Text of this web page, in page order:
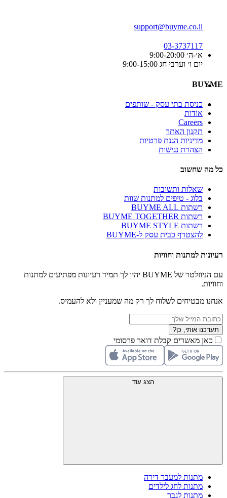
support@buyme.co.il
03-3737117
א׳-ה׳ 9:00-20:00
יום ו׳ וערבי חג 9:00-15:00
BUYME
כניסת בתי עסק - שותפים
אודות
Careers
תקנון האתר
מדיניות הגנת פרטיות
הצהרת נגישות
כל מה שחשוב
שאלות ותשובות
בלוג - טיפים למתנות שוות
רשתות BUYME ALL
רשתות BUYME TOGETHER
רשתות BUYME STYLE
להצטרף כבית עסק ל-BUYME
רעיונות למתנות וחוויות
עם הניוזלטר של BUYME יהיו לך תמיד רעיונות מפתיעים למתנות
וחוויות.
אנחנו מבטיחים לשלוח לך רק מה שמעניין ולא להעמיס.
תעדכנו אותי, כן?
כאן מאשרים קבלת דואר פרסומי
הצג עוד
מתנות למעבר דירה
מתנות לחג לילדים
מתנות לגבר